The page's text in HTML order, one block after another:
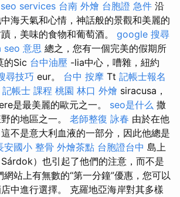
seo services 台南 外燴 台胞證 急件 沿
海天氣和心情，神話般的景觀和美麗的
，美味的食物和葡萄酒。 google 搜尋
seo 意思 總之，您有一個完美的假期所
的Sic 台中油壓 -lia中心，嘈雜，紐約
尋技巧 eur。 台中 按摩 Tt 記帳士報名
記帳士 課程 桃園 林口 外燴 siracusa，
是最美麗的歐元之一。 seo是什么 撒
的地區之一。 老師整復 詠春 由於在他
不是意大利血液的一部分，因此他總是
安國小 整骨 外燴茶點 台胞證台中 島上
）也引起了他們的注意，而不是
站上有無數的“第一分鐘”優惠，您可以
中進行選擇。 克羅地亞海岸對其多樣